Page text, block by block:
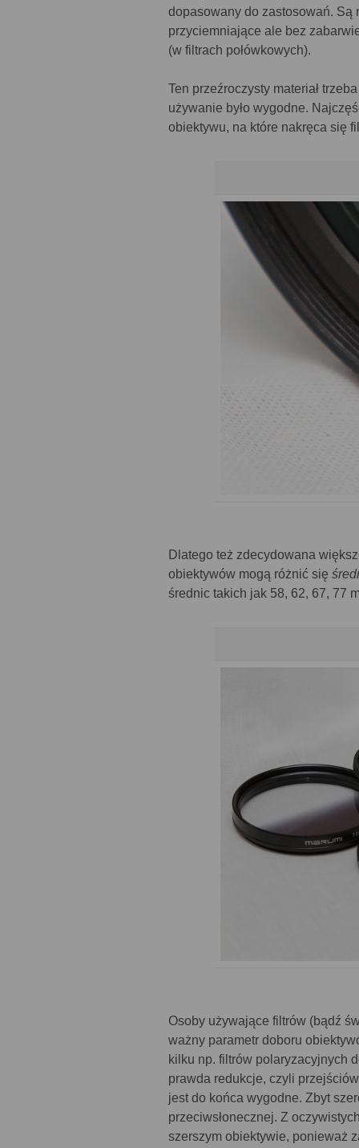
dopasowany do zastosowań. Są
przyciemniające ale bez
(w filtrach połówkowych).
Ten przeźroczysty materiał
używanie było wygodne.
obiektywu, na które nakręca się
Dlatego też zdecydowana
obiektywów mogą różnić się
średnic takich jak 58, 62, 67, 77
Osoby używające filtrów (bądź
ważny parametr doboru
kilku np. filtrów polaryzacyjnych
prawda redukcje, czyli
jest do końca wygodne. Zbyt
przeciwsłonecznej. Z
szerszym obiektywie, ponieważ